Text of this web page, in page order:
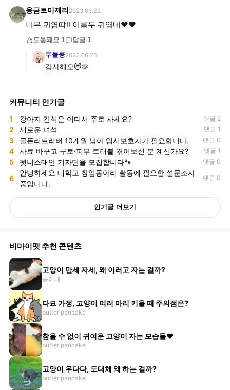
옹금토미제리 2023.06.22
너무 귀엽땨!! 이름두 귀엽네❤️❤️
도움돼요 1 답글 1
두둘콩2023.06.25
감사해오😻🫶
커뮤니티 인기글
1 강아지 간식은 어디서 주로 사세요? 댓글 2
2 새로운 녀석 댓글 1
3 골든리트리버 10개월 남아 임시보호자가 필요합니다. 댓글 0
4 사료 바꾸고 구토·피부 트러블 겪어보신 분 계신가요? 댓글 1
5 펫니스태안 기자단을 모집합니다🐾 댓글 0
6
안녕하세요 대학교 창업동아리 활동에 필요한 설문조사
중입니다.
댓글 0
인기글 더보기
비마이펫 추천 콘텐츠
고양이 만세 자세, 왜 이러고 자는 걸까?
콩이네
다묘 가정, 고양이 여러 마리 키울 때 주의점은?
butter pancake
참을 수 없이 귀여운 고양이 자는 모습들♥
butter pancake
고양이 우다다, 도대체 왜 하는 걸까?
butter pancake